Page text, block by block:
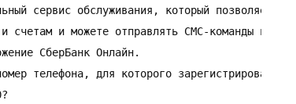
сервис обслуживания, который позволяет
и можете отправлять СМС-команды на
СберБанк Онлайн.
телефона, для которого зарегистрирован